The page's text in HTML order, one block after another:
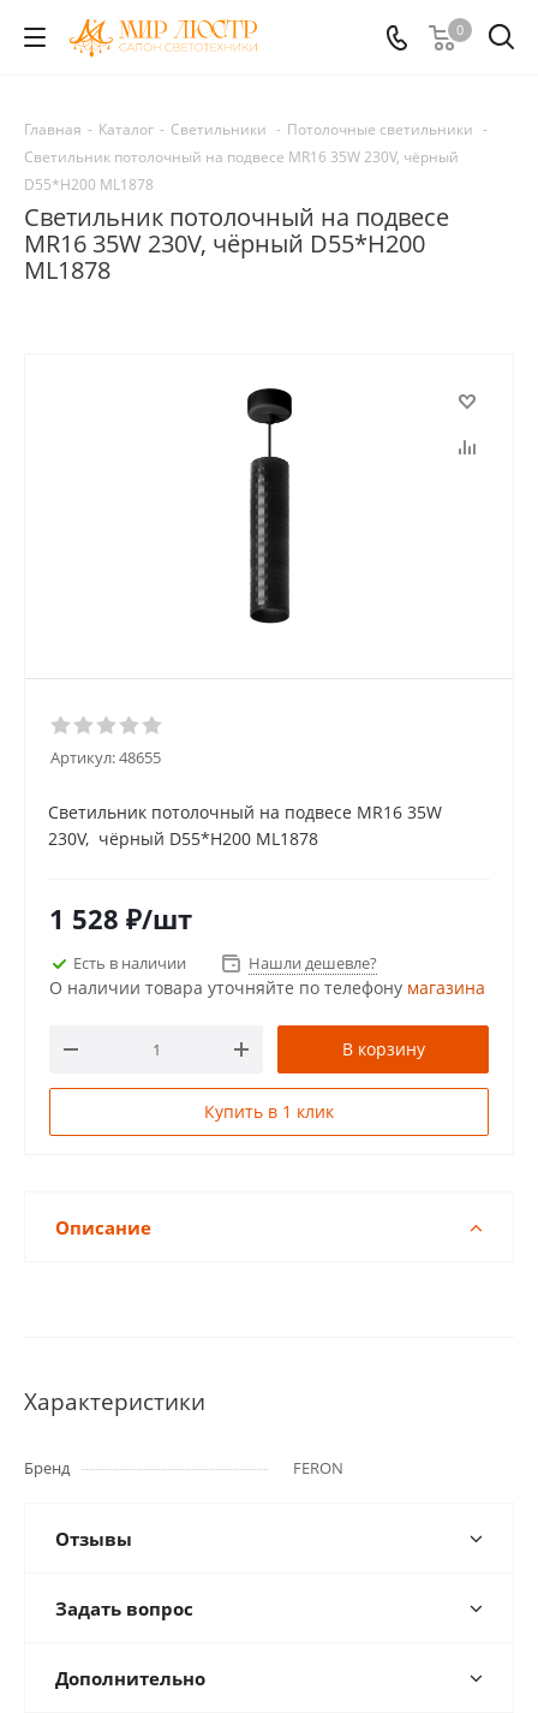
0
Главная - Каталог - Светильники - Потолочные светильники -
Светильник потолочный на подвесе MR16 35W 230V, чёрный
D55*H200 ML1878
Светильник потолочный на подвесе
MR16 35W 230V, чёрный D55*H200
ML1878
Артикул:48655
Светильник потолочный на подвесе MR16 35W
230V, чёрный D55*H200 ML1878
1 528 ₽/шт
Есть в наличии Нашли дешевле?
О наличии товара уточняйте по телефону магазина
В корзину
Купить в 1 клик
Описание
Характеристики
Бренд FERON
Отзывы
Задать вопрос
Дополнительно